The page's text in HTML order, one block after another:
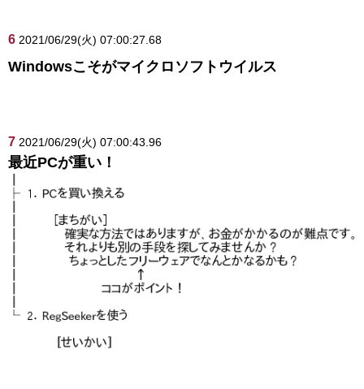
6 2021/06/29(火) 07:00:27.68
Windowsこそがマイクロソフトウイルス
7 2021/06/29(火) 07:00:43.96
最近PCが重い！